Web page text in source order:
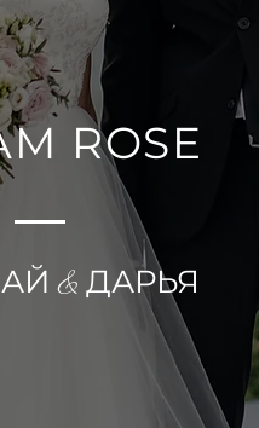
ROSE
& ДАРЬЯ